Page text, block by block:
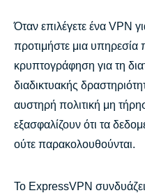
Όταν επιλέγετε ένα VPN
προτιμήστε μια υπηρεσία
κρυπτογράφηση για τη
διαδικτυακής
αυστηρή πολιτική μη
εξασφαλίζουν ότι τα
ούτε παρακολουθούνται.
Το ExpressVPN